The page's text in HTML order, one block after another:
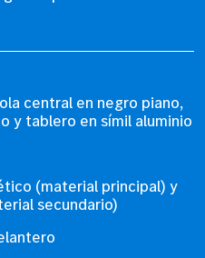
central en negro piano,
y tablero en símil aluminio
(material principal) y
secundario)